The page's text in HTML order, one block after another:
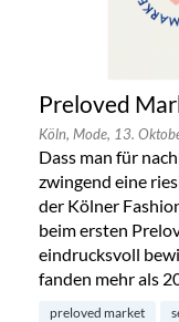
Preloved
Köln, Mode, 13.
Dass man für
zwingend eine
der Kölner
beim ersten
eindrucksvoll
fanden mehr als
preloved market